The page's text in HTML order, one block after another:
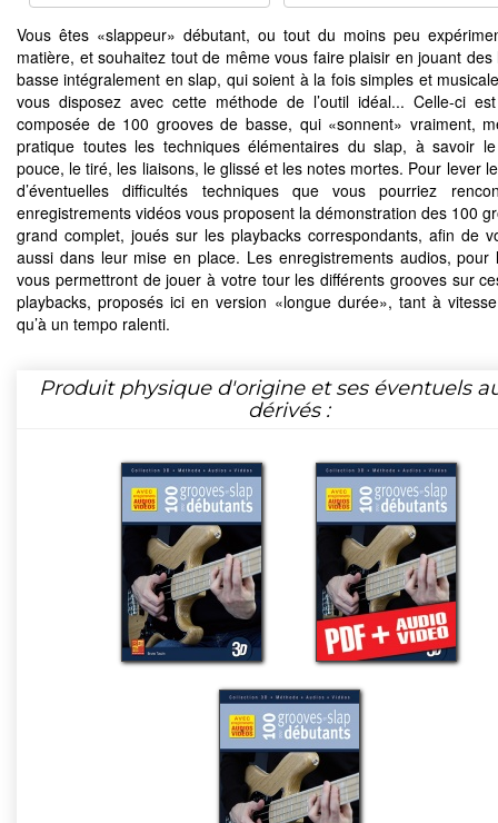
Vous êtes «slappeur» débutant, ou tout du moins peu
matière, et souhaitez tout de même vous faire plaisir en jouant des
basse intégralement en slap, qui soient à la fois simples et
vous disposez avec cette méthode de l’outil idéal... Celle-ci
composée de 100 grooves de basse, qui «sonnent» vraiment,
pratique toutes les techniques élémentaires du slap, à savoir
pouce, le tiré, les liaisons, le glissé et les notes mortes. Pour lever
d’éventuelles difficultés techniques que vous pourriez
enregistrements vidéos vous proposent la démonstration des 100
grand complet, joués sur les playbacks correspondants, afin de
aussi dans leur mise en place. Les enregistrements audios, pour
vous permettront de jouer à votre tour les différents grooves sur
playbacks, proposés ici en version «longue durée», tant à
qu’à un tempo ralenti.
Produit physique d'origine et ses éventuels
dérivés :